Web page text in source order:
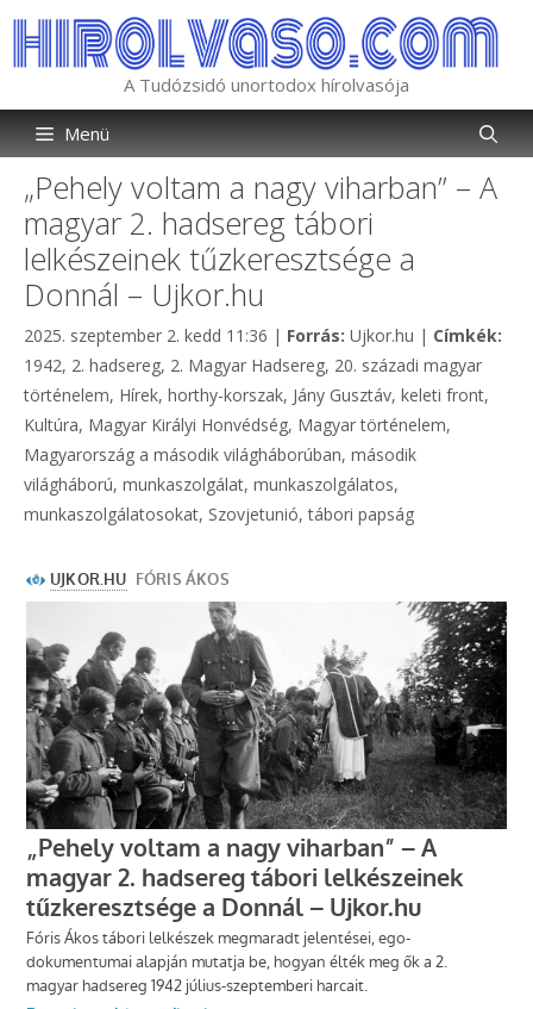
tartalomba
A Tudózsidó unortodox hírolvasója
Menü
„Pehely voltam a nagy viharban” – A
magyar 2. hadsereg tábori
lelkészeinek tűzkeresztsége a
Donnál – Ujkor.hu
2025. szeptember 2. kedd 11:36 | Forrás: Kategória
Ujkor.hu | Címkék:
1942, 2. hadsereg, 2. Magyar Hadsereg, 20. századi magyar
történelem, Hírek, horthy-korszak, Jány Gusztáv, keleti front,
Kultúra, Magyar Királyi Honvédség, Magyar történelem,
Magyarország a második világháborúban, második
világháború, munkaszolgálat, munkaszolgálatos,
munkaszolgálatosokat, Szovjetunió,tábori papság